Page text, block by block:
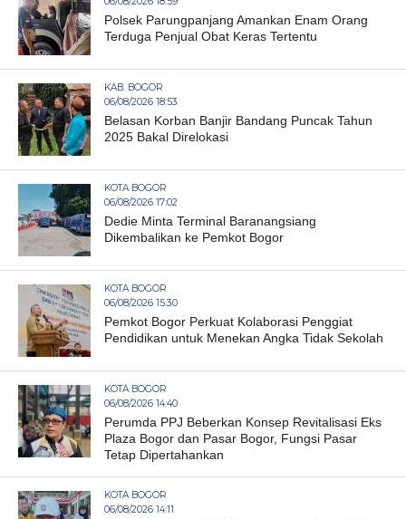
Polsek Parungpanjang Amankan Enam Orang
Terduga Penjual Obat Keras Tertentu
KAB. BOGOR
06/08/2026 18:53
Belasan Korban Banjir Bandang Puncak Tahun
2025 Bakal Direlokasi
KOTA BOGOR
06/08/2026 17:02
Dedie Minta Terminal Baranangsiang
Dikembalikan ke Pemkot Bogor
KOTA BOGOR
06/08/2026 15:30
Pemkot Bogor Perkuat Kolaborasi Penggiat
Pendidikan untuk Menekan Angka Tidak Sekolah
KOTA BOGOR
06/08/2026 14:40
Perumda PPJ Beberkan Konsep Revitalisasi Eks
Plaza Bogor dan Pasar Bogor, Fungsi Pasar
Tetap Dipertahankan
KOTA BOGOR
06/08/2026 14:11